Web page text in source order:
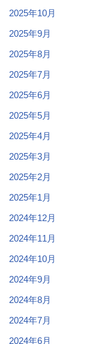
2025年10月
2025年9月
2025年8月
2025年7月
2025年6月
2025年5月
2025年4月
2025年3月
2025年2月
2025年1月
2024年12月
2024年11月
2024年10月
2024年9月
2024年8月
2024年7月
2024年6月